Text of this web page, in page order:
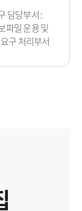
담당부서 :
파일 운용 및
구 처리부서